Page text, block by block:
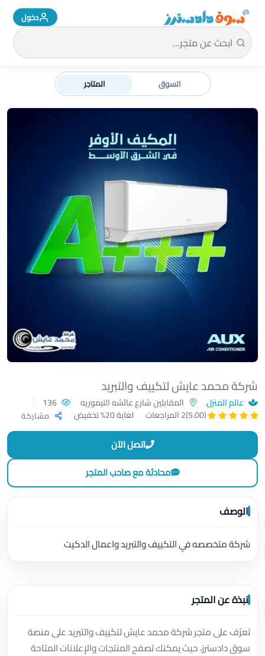
سوق دادسترز الرئيسية دخول
السوق المتاجر
شركة محمد عايش لتكييف والتبريد
عالم المنزل المقابلين شارع عائشه التيموريه
(5.00)
2 المراجعات لغاية 20% تخفيض مشاركة
اتصل الآن
محادثة مع صاحب المتجر
الوصف
شركة متخصصه في التكييف والتبريد واعمال الدكيت
نبذة عن المتجر
تعرّف على متجر شركة محمد عايش لتكييف والتبريد على منصة
سوق دادسترز، حيث يمكنك تصفح المنتجات والإعلانات المتاحة